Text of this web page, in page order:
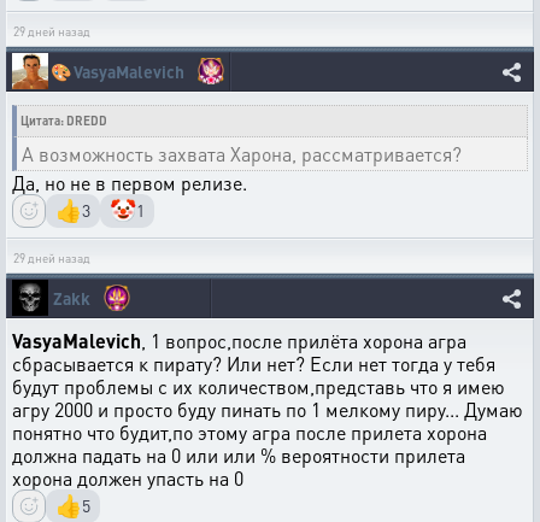
29 дней назад
🎨VasyaMalevich
Цитата: DREDD
А возможность захвата Харона, рассматривается?
Да, но не в первом релизе.
👍3 🤡1
29 дней назад
Zakk
VasyaMalevich , 1 вопрос,после прилёта хорона агра
сбрасывается к пирату? Или нет? Если нет тогда у тебя
будут проблемы с их количеством,представь что я имею
агру 2000 и просто буду пинать по 1 мелкому пиру... Думаю
понятно что будит,по этому агра после прилета хорона
должна падать на 0 или или % вероятности прилета
хорона должен упасть на 0
👍5